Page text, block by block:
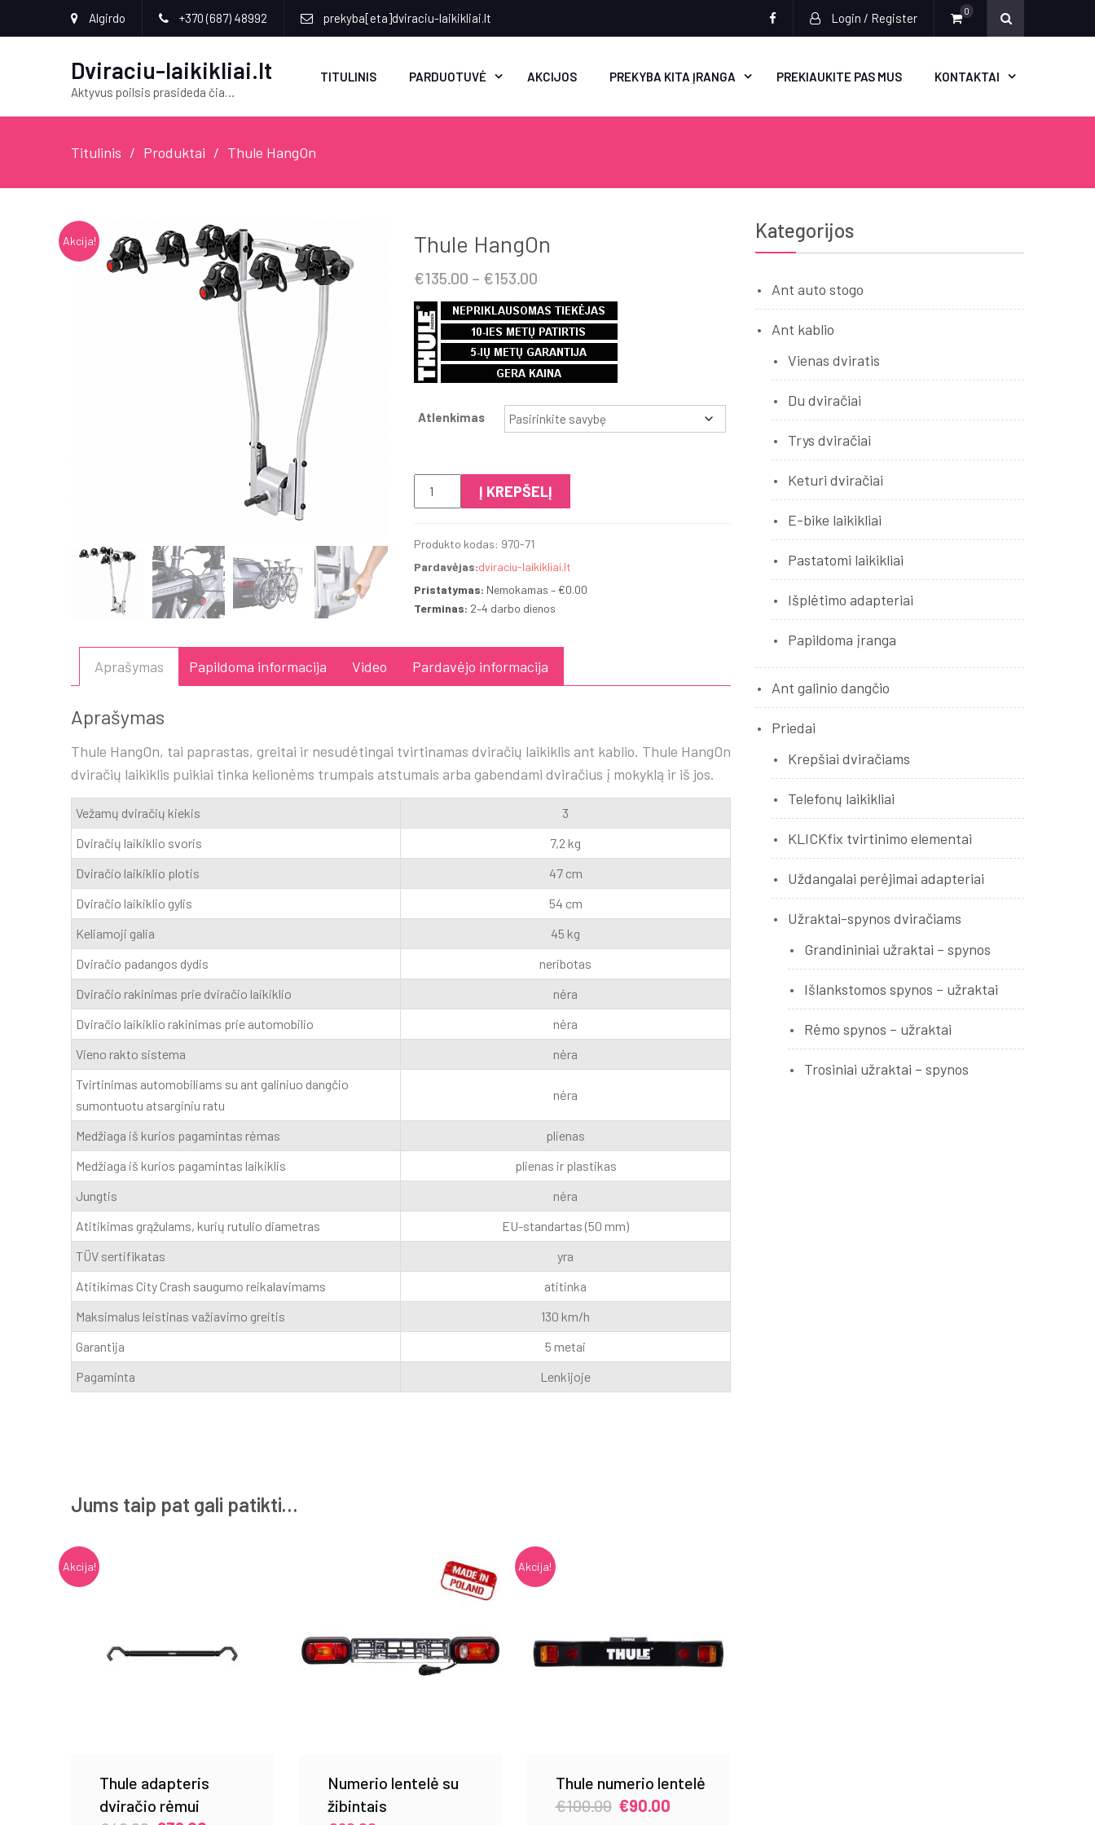
Algirdo +370 (687) 48992 prekyba[eta]dviraciu-laikikliai.lt Login / Register 0
Dviraciu-laikikliai.lt
Aktyvus poilsis prasideda čia…
TITULINIS PARDUOTUVĖ AKCIJOS PREKYBA KITA ĮRANGA PREKIAUKITE PAS MUS KONTAKTAI
Titulinis Produktai Thule HangOn
Akcija! Thule HangOn
€135.00 – €153.00
range:
€135.00
through
€153.00
Atlenkimas
produkto
kiekis:
HangOn
Į KREPŠELĮ
Produkto kodas: 970-71
Pardavėjas:dviraciu-laikikliai.lt
Pristatymas: Nemokamas – €0.00
Terminas: 2–4 darbo dienos
Aprašymas Papildoma informacija Video Pardavėjo informacija
Aprašymas
Thule HangOn, tai paprastas, greitai ir nesudėtingai tvirtinamas dviračių laikiklis ant kablio. Thule HangOn
dviračių laikiklis puikiai tinka kelionėms trumpais atstumais arba gabendami dviračius į mokyklą ir iš jos.
Vežamų dviračių kiekis
3
Dviračių laikiklio svoris
7,2 kg
Dviračio laikiklio plotis
47 cm
Dviračio laikiklio gylis
54 cm
Keliamoji galia
45 kg
Dviračio padangos dydis
neribotas
Dviračio rakinimas prie dviračio laikiklio
nėra
Dviračio laikiklio rakinimas prie automobilio
nėra
Vieno rakto sistema
nėra
Tvirtinimas automobiliams su ant galiniuo dangčio
sumontuotu atsarginiu ratu
nėra
Medžiaga iš kurios pagamintas rėmas
plienas
Medžiaga iš kurios pagamintas laikiklis
plienas ir plastikas
Jungtis
nėra
Atitikimas grąžulams, kurių rutulio diametras
EU-standartas (50 mm)
TÜV sertifikatas
yra
Atitikimas City Crash saugumo reikalavimams
atitinka
Maksimalus leistinas važiavimo greitis
130 km/h
Garantija
5 metai
Pagaminta
Lenkijoje
Jums taip pat gali patikti…
Akcija!
Thule adapteris
dviračio rėmui
Numerio lentelė su
žibintais
Akcija!
Thule numerio lentelė
€100.00 Original
€90.00Current
Kategorijos
Ant auto stogo
Ant kablio
Vienas dviratis
Du dviračiai
Trys dviračiai
Keturi dviračiai
E-bike laikikliai
Pastatomi laikikliai
Išplėtimo adapteriai
Papildoma įranga
Ant galinio dangčio
Priedai
Krepšiai dviračiams
Telefonų laikikliai
KLICKfix tvirtinimo elementai
Uždangalai perėjimai adapteriai
Užraktai-spynos dviračiams
Grandininiai užraktai – spynos
Išlankstomos spynos – užraktai
Rėmo spynos – užraktai
Trosiniai užraktai – spynos